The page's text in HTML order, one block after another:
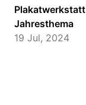
Plakatwerkstatt
Jahresthema
19 Jul, 2024